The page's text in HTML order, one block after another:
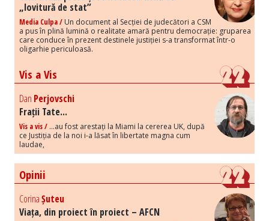
„lovitură de stat”
Media Culpa / Un document al Secției de judecători a CSM
a pus în plină lumină o realitate amară pentru democrație: gruparea
care conduce în prezent destinele justiției s-a transformat într-o
oligarhie periculoasă.
Vis a Vis
Dan Perjovschi
Frații Tate...
Vis a vis / ...au fost arestați la Miami la cererea UK, după
ce Justiția de la noi i-a lăsat în libertate magna cum
laudae,
Opinii
CorinaȘuteu
Viața, din proiect în proiect – AFCN